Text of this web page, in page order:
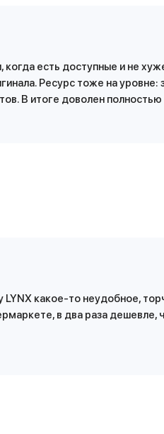
есть доступные и не
Ресурс тоже на уровне:
В итоге доволен полностью
какое-то неудобное,
в два раза дешевле,